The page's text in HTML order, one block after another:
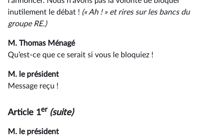
inutilement le débat ! (« Ah ! » et rires sur les bancs du
groupe RE.)
M. Thomas Ménagé
Qu’est-ce que ce serait si vous le bloquiez !
M. le président
Message reçu !
Article 1er (suite)
M. le président